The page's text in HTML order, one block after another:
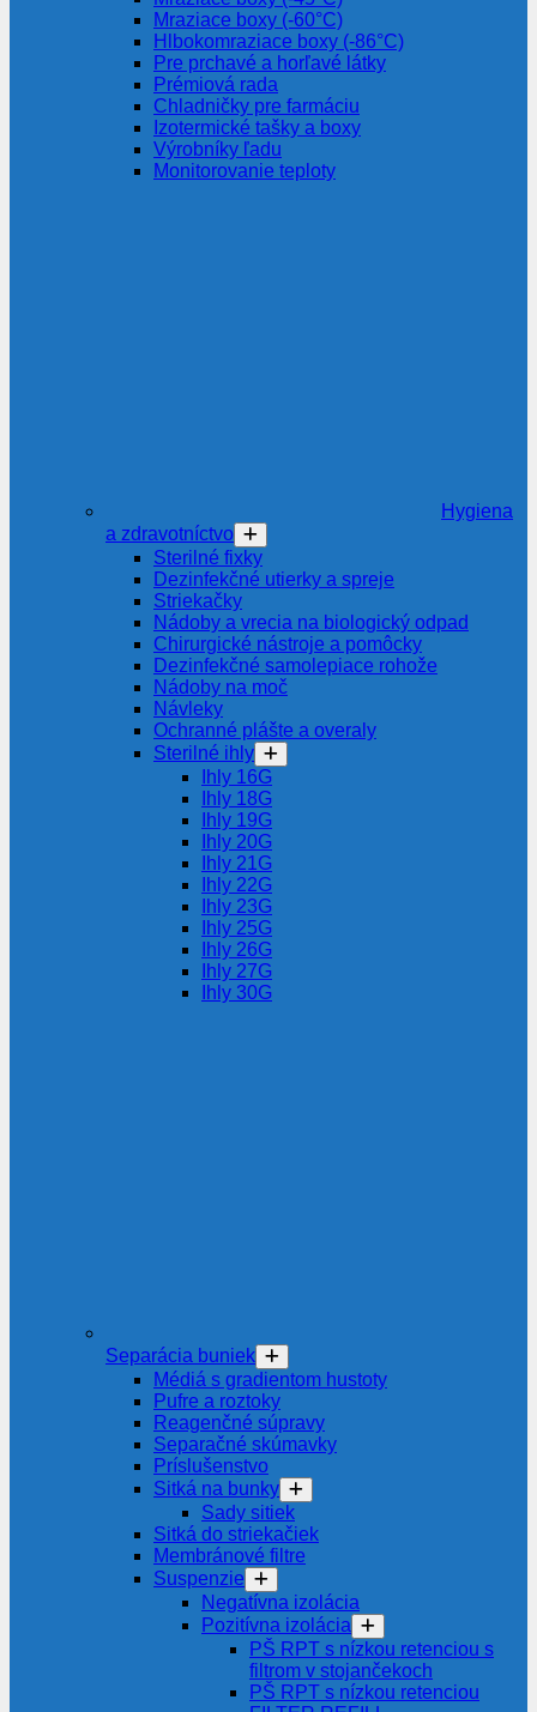
Mraziace boxy (-60°C)
Hlbokomraziace boxy (-86°C)
Pre prchavé a horľavé látky
Prémiová rada
Chladničky pre farmáciu
Izotermické tašky a boxy
Výrobníky ľadu
Monitorovanie teploty
Hygiena
a zdravotníctvo
Sterilné fixky
Dezinfekčné utierky a spreje
Striekačky
Nádoby a vrecia na biologický odpad
Chirurgické nástroje a pomôcky
Dezinfekčné samolepiace rohože
Nádoby na moč
Návleky
Ochranné plášte a overaly
Sterilné ihly
Ihly 16G
Ihly 18G
Ihly 19G
Ihly 20G
Ihly 21G
Ihly 22G
Ihly 23G
Ihly 25G
Ihly 26G
Ihly 27G
Ihly 30G
Separácia buniek
Médiá s gradientom hustoty
Pufre a roztoky
Reagenčné súpravy
Separačné skúmavky
Príslušenstvo
Sitká na bunky
Sady sitiek
Sitká do striekačiek
Membránové filtre
Suspenzie
Negatívna izolácia
Pozitívna izolácia
PŠ RPT s nízkou retenciou s
filtrom v stojančekoch
PŠ RPT s nízkou retenciou